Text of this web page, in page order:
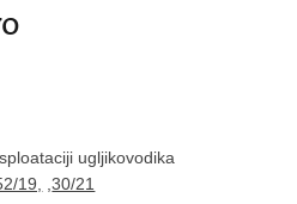
ugljikovodika
19, ,30/21